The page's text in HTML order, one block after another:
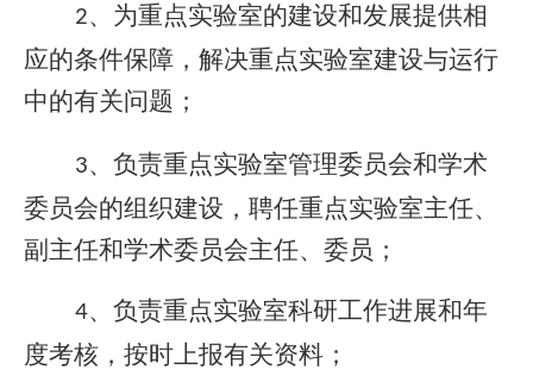
2、为重点实验室的建设和发展提供相
应的条件保障，解决重点实验室建设与运行
中的有关问题；
3、负责重点实验室管理委员会和学术
委员会的组织建设，聘任重点实验室主任、
副主任和学术委员会主任、委员；
4、负责重点实验室科研工作进展和年
度考核，按时上报有关资料；